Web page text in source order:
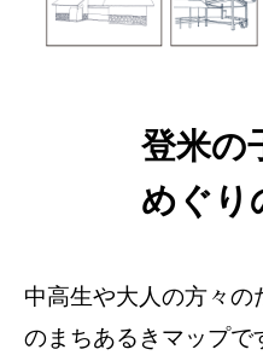
登米の
めぐり
中高生や大人の方々
のまちあるきマップで